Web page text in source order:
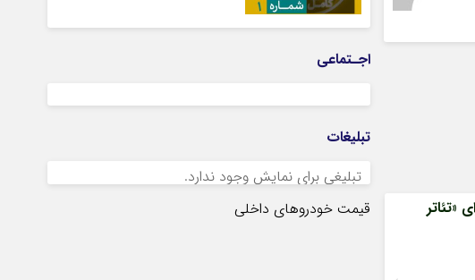
«تئاتر
اجـتماعی
تبلیغات
تبلیغی برای نمایش وجود ندارد.
قیمت خودروهای داخلی